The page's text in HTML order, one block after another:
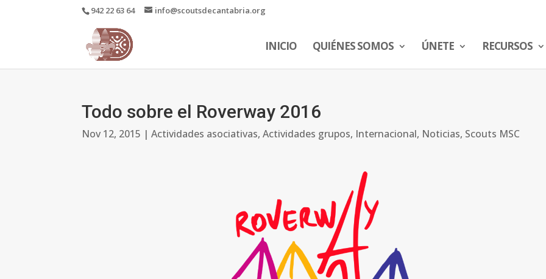
942 22 63 64 info@scoutsdecantabria.org
INICIO QUIÉNES SOMOS ÚNETE RECURSOS
Todo sobre el Roverway 2016
Nov 12, 2015 |Actividades asociativas,Actividades grupos, Internacional, Noticias, Scouts MSC